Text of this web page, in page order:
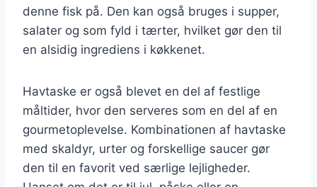
denne fisk på. Den kan også bruges i supper,
salater og som fyld i tærter, hvilket gør den til
en alsidig ingrediens i køkkenet.
Havtaske er også blevet en del af festlige
måltider, hvor den serveres som en del af en
gourmetoplevelse. Kombinationen af havtaske
med skaldyr, urter og forskellige saucer gør
den til en favorit ved særlige lejligheder.